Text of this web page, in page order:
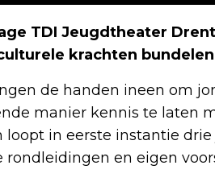
TDI Jeugdtheater
krachten
de handen ineen om
manier kennis te laten
in eerste instantie drie
en eigen